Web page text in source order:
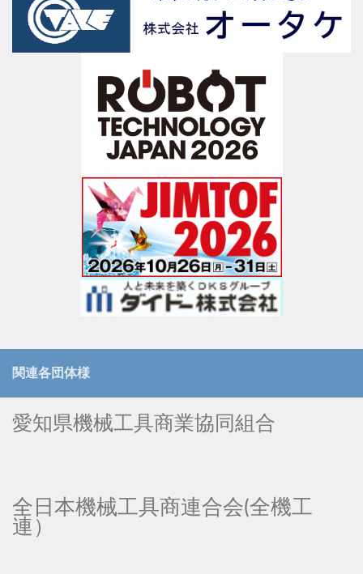
関連各団体様
愛知県機械工具商業協同組合
全日本機械工具商連合会(全機工
連）